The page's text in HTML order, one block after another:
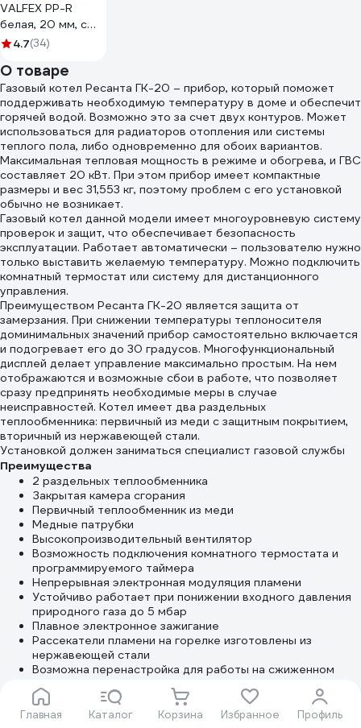
Главная Каталог Корзина Избранное Профиль
VALFEX PP-R
белая, 20 мм, с
муфтами
0503
4.7(34)
О товаре
Газовый котел Ресанта ГК-20 – прибор, который поможет
поддерживать необходимую температуру в доме и обеспечит
горячей водой. Возможно это за счет двух контуров. Может
использоваться для радиаторов отопления или системы
теплого пола, либо одновременно для обоих вариантов.
Максимальная тепловая мощность в режиме и обогрева, и ГВС
составляет 20 кВт. При этом прибор имеет компактные
размеры и вес 31,553 кг, поэтому проблем с его установкой
обычно не возникает.
Газовый котел данной модели имеет многоуровневую систему
проверок и защит, что обеспечивает безопасность
эксплуатации. Работает автоматически – пользователю нужно
только выставить желаемую температуру. Можно подключить
комнатный термостат или систему для дистанционного
управления.
Преимуществом Ресанта ГК-20 является защита от
замерзания. При снижении температуры теплоносителя
доминимальных значений прибор самостоятельно включается
и подогревает его до 30 градусов. Многофункциональный
дисплей делает управление максимально простым. На нем
отображаются и возможные сбои в работе, что позволяет
сразу предпринять необходимые меры в случае
неисправностей. Котел имеет два раздельных
теплообменника: первичный из меди с защитным покрытием,
вторичный из нержавеющей стали.
Установкой должен заниматься специалист газовой службы
Преимущества
2 раздельных теплообменника
Закрытая камера сгорания
Первичный теплообменник из меди
Медные патрубки
Высокопроизводительный вентилятор
Возможность подключения комнатного термостата и
программируемого таймера
Непрерывная электронная модуляция пламени
Устойчиво работает при понижении входного давления
природного газа до 5 мбар
Плавное электронное зажигание
Рассекатели пламени на горелке изготовлены из
нержавеющей стали
Возможна перенастройка для работы на сжиженном
Гидравлическая группа из композитных материалов
Турбинный датчик протока горячей воды (расходомер)